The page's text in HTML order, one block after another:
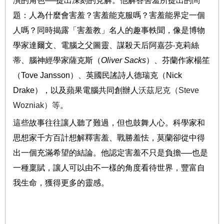
題：人為什麼會害羞？害羞能克服嗎？害羞能界定一個
人嗎？同時揭露「害羞教」名人的趣事軼聞，像是博物
學家達爾文、電腦之父圖靈、謀殺天后阿嘉莎‧克莉絲
蒂、 腦神經學家薩克斯 （Oliver Sacks）
、芬蘭作家楊笙
（Tove Jansson）、英國民謠詩人德瑞克（ Nick
Drake），以及蘋果電腦共同創辦人 沃茲尼克（Steve
Wozniak）等。
這些故事往往讓人聽了難過，但也鼓舞人心。科學家和
思想家千方百計想解釋害羞、戰勝羞怯，莫蘭卻從中得
出一個充滿希望的結論。他認定害羞不只是負擔──也是
一種稟賦，讓人可以由不一樣的角度看待世界，豐富自
我生命，獲得更多的靈感。